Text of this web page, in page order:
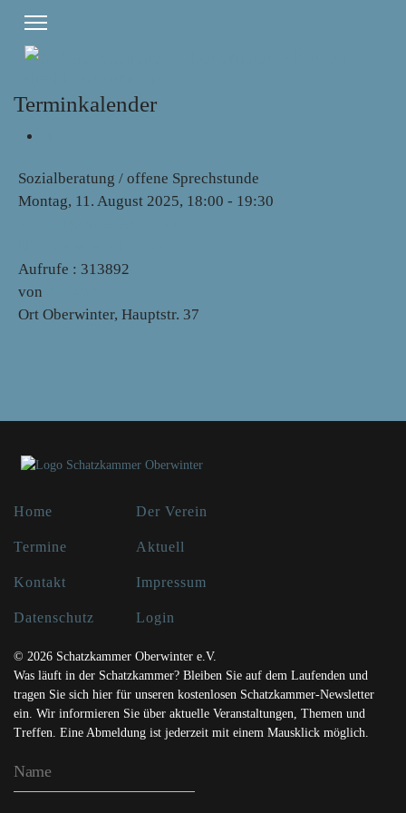
Terminkalender
Sozialberatung / offene Sprechstunde
Montag, 11. August 2025, 18:00 - 19:30
Aufrufe : 313892
von
Ort Oberwinter, Hauptstr. 37
Home Der Verein
Termine Aktuell
Kontakt Impressum
Datenschutz Login
© 2026 Schatzkammer Oberwinter e.V.
Was läuft in der Schatzkammer? Bleiben Sie auf dem Laufenden und
tragen Sie sich hier für unseren kostenlosen Schatzkammer-Newsletter
ein. Wir informieren Sie über aktuelle Veranstaltungen, Themen und
Treffen. Eine Abmeldung ist jederzeit mit einem Mausklick möglich.